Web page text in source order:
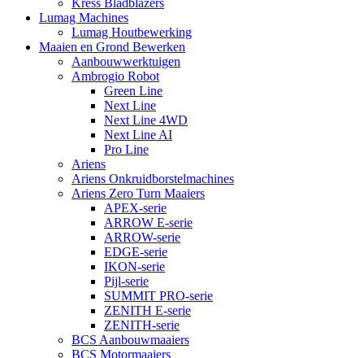
Lumag Machines
Lumag Houtbewerking
Maaien en Grond Bewerken
Aanbouwwerktuigen
Ambrogio Robot
Green Line
Next Line
Next Line 4WD
Next Line AI
Pro Line
Ariens
Ariens Onkruidborstelmachines
Ariens Zero Turn Maaiers
APEX-serie
ARROW E-serie
ARROW-serie
EDGE-serie
IKON-serie
Pijl-serie
SUMMIT PRO-serie
ZENITH E-serie
ZENITH-serie
BCS Aanbouwmaaiers
BCS Motormaaiers